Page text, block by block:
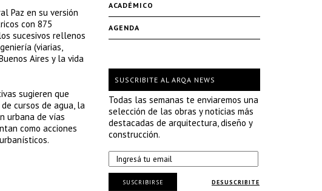
Paz en su versión
con 875
sucesivos rellenos
(viarias,
Aires y la vida
sugieren que
cursos de agua, la
urbana de vías
como acciones
ACADÉMICO
AGENDA
SUSCRIBITE AL ARQA NEWS
Todas las semanas te enviaremos una
selección de las obras y noticias más
destacadas de arquitectura, diseño y
construcción.
DESUSCRIBITE
SUSCRIBIRSE